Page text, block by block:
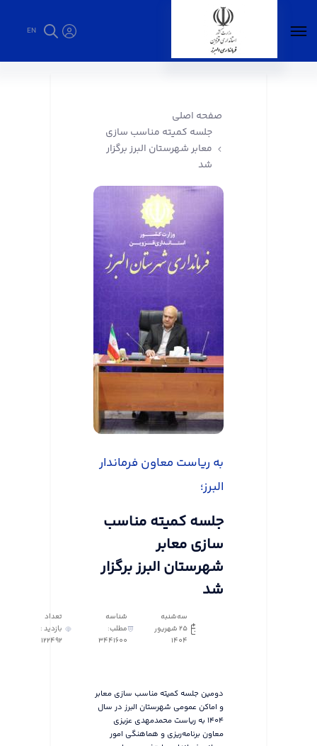
EN
صفحه اصلی
جلسه کمیته مناسب سازی
معابر شهرستان البرز برگزار
شد
به ریاست معاون فرماندار
البرز؛
جلسه کمیته مناسب
سازی معابر
شهرستان البرز برگزار
شد
سه‌شنبه
25 شهریور
1404
شناسه
مطلب:
3441600
تعداد
بازدید :
122492
دومین جلسه کمیته مناسب سازی معابر
و اماکن عمومی شهرستان البرز در سال
۱۴۰۴ به ریاست محمدمهدی عزیزی
معاون برنامه‌ریزی و هماهنگی امور